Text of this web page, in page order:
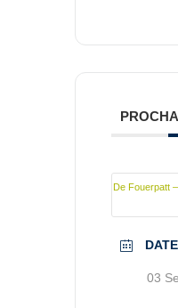
De Fouerpatt
DATE
03